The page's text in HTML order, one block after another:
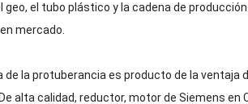
geo, el tubo plástico y la cadena de
mercado.
de la protuberancia es producto de la ventaja
alta calidad, reductor, motor de Siemens